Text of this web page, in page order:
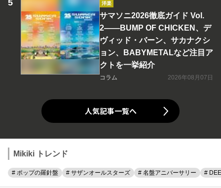
洋楽
サマソニ2026徹底ガイド Vol.
2――BUMP OF CHICKEN、デ
ヴィッド・バーン、サカナクシ
ョン、BABYMETALなど注目ア
クトを一挙紹介
コラム 2026年08月07日
人気記事一覧へ
Mikiki トレンド
# ポップの羅針盤 # サザンオールスターズ # 名盤アニバーサリー #